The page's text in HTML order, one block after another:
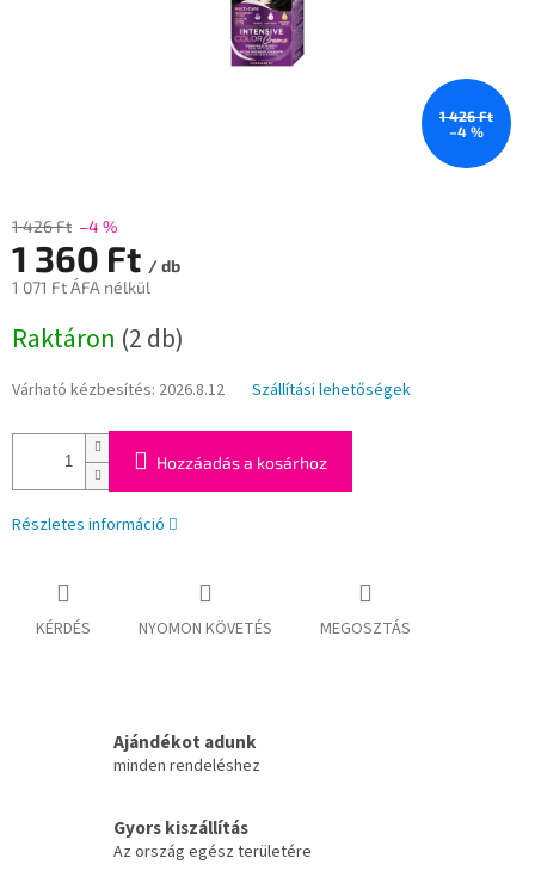
1 426 Ft
–4 %
1 426 Ft –4 %
1 360 Ft / db
1 071 Ft ÁFA nélkül
Raktáron (2 db)
Várható kézbesítés: 2026.8.12 Szállítási lehetőségek
Hozzáadás a kosárhoz
Részletes információ
KÉRDÉS NYOMON KÖVETÉS MEGOSZTÁS
Ajándékot adunk
minden rendeléshez
Gyors kiszállítás
Az ország egész területére